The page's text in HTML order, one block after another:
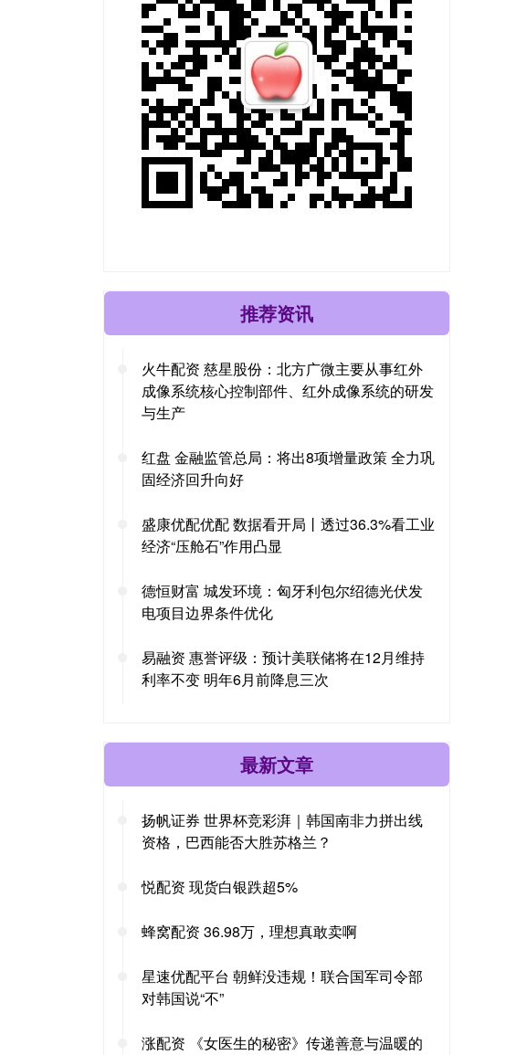
推荐资讯
火牛配资 慈星股份：北方广微主要从事红外
成像系统核心控制部件、红外成像系统的研发
与生产
红盘 金融监管总局：将出8项增量政策 全力巩
固经济回升向好
盛康优配优配 数据看开局丨透过36.3%看工业
经济“压舱石”作用凸显
德恒财富 城发环境：匈牙利包尔绍德光伏发
电项目边界条件优化
易融资 惠誉评级：预计美联储将在12月维持
利率不变 明年6月前降息三次
最新文章
扬帆证券 世界杯竞彩湃｜韩国南非力拼出线
资格，巴西能否大胜苏格兰？
悦配资 现货白银跌超5%
蜂窝配资 36.98万，理想真敢卖啊
星速优配平台 朝鲜没违规！联合国军司令部
对韩国说“不”
涨配资 《女医生的秘密》传递善意与温暖的